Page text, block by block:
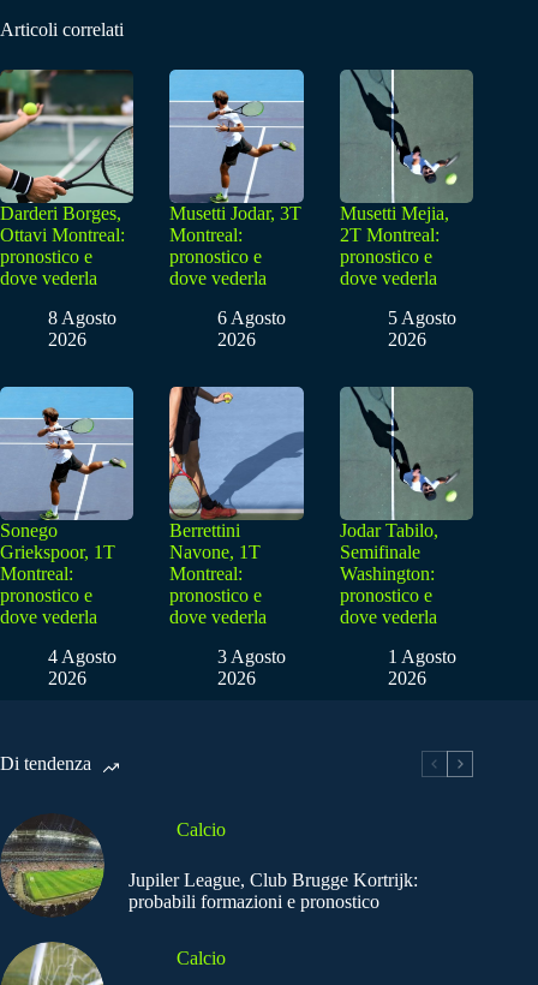
Articoli correlati
Darderi Borges,
Ottavi Montreal:
pronostico e
dove vederla
8 Agosto
2026
Musetti Jodar, 3T
Montreal:
pronostico e
dove vederla
6 Agosto
2026
Musetti Mejia,
2T Montreal:
pronostico e
dove vederla
5 Agosto
2026
Sonego
Griekspoor, 1T
Montreal:
pronostico e
dove vederla
4 Agosto
2026
Berrettini
Navone, 1T
Montreal:
pronostico e
dove vederla
3 Agosto
2026
Jodar Tabilo,
Semifinale
Washington:
pronostico e
dove vederla
1 Agosto
2026
Di tendenza
Calcio
Jupiler League, Club Brugge Kortrijk:
probabili formazioni e pronostico
Calcio